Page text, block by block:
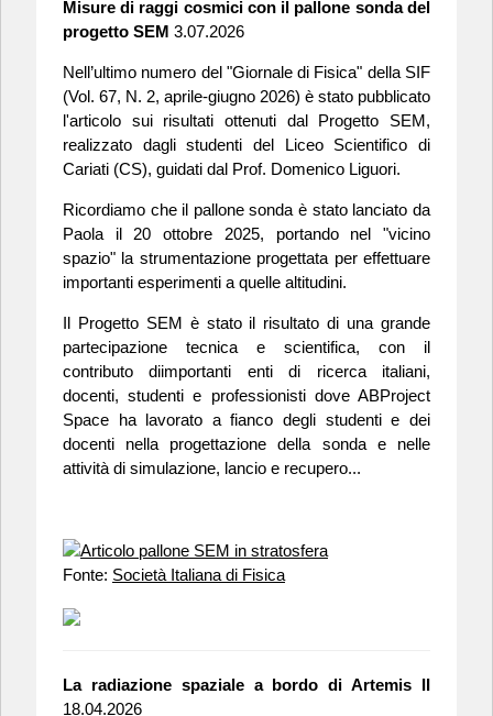
Misure di raggi cosmici con il pallone sonda del
progetto SEM 3.07.2026
Nell’ultimo numero del "Giornale di Fisica" della SIF
(Vol. 67, N. 2, aprile-giugno 2026) è stato pubblicato
l'articolo sui risultati ottenuti dal Progetto SEM,
realizzato dagli studenti del Liceo Scientifico di
Cariati (CS), guidati dal Prof. Domenico Liguori.
Ricordiamo che il pallone sonda è stato lanciato da
Paola il 20 ottobre 2025, portando nel "vicino
spazio" la strumentazione progettata per effettuare
importanti esperimenti a quelle altitudini.
Il Progetto SEM è stato il risultato di una grande
partecipazione tecnica e scientifica, con il
contributo diimportanti enti di ricerca italiani,
docenti, studenti e professionisti dove ABProject
Space ha lavorato a fianco degli studenti e dei
docenti nella progettazione della sonda e nelle
attività di simulazione, lancio e recupero...
Fonte: Società Italiana di Fisica
La radiazione spaziale a bordo di Artemis II
18.04.2026